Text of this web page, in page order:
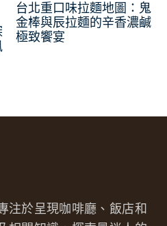
台北重口味拉麵地圖：鬼
金棒與辰拉麵的辛香濃鹹
極致饗宴
注於呈現咖啡廳、飯店和